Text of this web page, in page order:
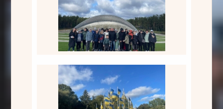
Mukačevas zēnu kori